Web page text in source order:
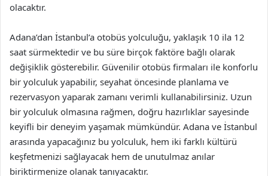
olacaktır.
Adana’dan İstanbul’a otobüs yolculuğu, yaklaşık 10 ila 12
saat sürmektedir ve bu süre birçok faktöre bağlı olarak
değişiklik gösterebilir. Güvenilir otobüs firmaları ile konforlu
bir yolculuk yapabilir, seyahat öncesinde planlama ve
rezervasyon yaparak zamanı verimli kullanabilirsiniz. Uzun
bir yolculuk olmasına rağmen, doğru hazırlıklar sayesinde
keyifli bir deneyim yaşamak mümkündür. Adana ve İstanbul
arasında yapacağınız bu yolculuk, hem iki farklı kültürü
keşfetmenizi sağlayacak hem de unutulmaz anılar
biriktirmenize olanak tanıyacaktır.